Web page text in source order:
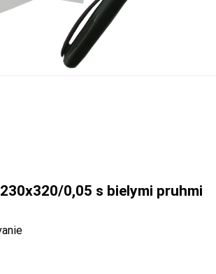
0,05 s bielymi pruhmi